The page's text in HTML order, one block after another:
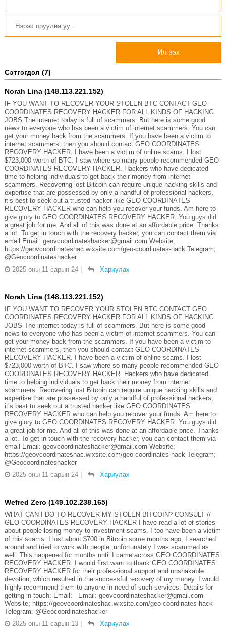
Илгээх
Сэтгэгдэл (7)
Norah Lina (148.113.221.152)
IF YOU WANT TO RECOVER YOUR STOLEN BTC CONTACT GEO
COORDINATES RECOVERY HACKER FOR ALL KINDS OF HACKING
JOBS The internet today is full of scammers. But here is some good
news to everyone who has been a victim of internet scammers. You can
get your money back from the scammers. If you have been a victim to
internet scammers, then you should contact GEO COORDINATES
RECOVERY HACKER. I have been a victim of online scams. I lost
$723,000 worth of BTC. I saw where so many people recommended GEO
COORDINATES RECOVERY HACKER. Hackers who have dedicated
time to helping individuals to get back their money from internet
scammers. Recovering lost Bitcoin can require unique hacking skills and
expertise that are possessed by only a handful of professional hackers,
it’s best to seek out a trusted hacker like GEO COORDINATES
RECOVERY HACKER who can help you recover your funds. Am here to
give glory to GEO COORDINATES RECOVERY HACKER. You guys did
a great job for me. And all of this was done at an affordable price. Thanks
a lot. To get in touch with the recovery hacker, you can contact them via
email Email: geovcoordinateshacker@gmail.com Website;
https://geovcoordinateshac.wixsite.com/geo-coordinates-hack Telegram;
@Geocoordinateshacker
2025 оны 11 сарын 24 | Хариулах
Norah Lina (148.113.221.152)
IF YOU WANT TO RECOVER YOUR STOLEN BTC CONTACT GEO
COORDINATES RECOVERY HACKER FOR ALL KINDS OF HACKING
JOBS The internet today is full of scammers. But here is some good
news to everyone who has been a victim of internet scammers. You can
get your money back from the scammers. If you have been a victim to
internet scammers, then you should contact GEO COORDINATES
RECOVERY HACKER. I have been a victim of online scams. I lost
$723,000 worth of BTC. I saw where so many people recommended GEO
COORDINATES RECOVERY HACKER. Hackers who have dedicated
time to helping individuals to get back their money from internet
scammers. Recovering lost Bitcoin can require unique hacking skills and
expertise that are possessed by only a handful of professional hackers,
it’s best to seek out a trusted hacker like GEO COORDINATES
RECOVERY HACKER who can help you recover your funds. Am here to
give glory to GEO COORDINATES RECOVERY HACKER. You guys did
a great job for me. And all of this was done at an affordable price. Thanks
a lot. To get in touch with the recovery hacker, you can contact them via
email Email: geovcoordinateshacker@gmail.com Website;
https://geovcoordinateshac.wixsite.com/geo-coordinates-hack Telegram;
@Geocoordinateshacker
2025 оны 11 сарын 24 | Хариулах
Wefred Zero (149.102.238.165)
WHAT CAN I DO TO RECOVER MY STOLEN BITCOIN? CONSULT //
GEO COORDINATES RECOVERY HACKER I have read a lot of stories
about people losing money to investment scams. I too have been a victim
of this scams. I lost about $700 in Bitcoin some months ago, I searched
around and tried to work with people ,unfortunately I was scammed as
well. This happened for months until I came across GEO COORDINATES
RECOVERY HACKER. I would first want to thank GEO COORDINATES
RECOVERY HACKER for their professional support and unshakable
devotion, which resulted in the successful recovery of my money. I would
highly recommend them to anyone in need of such services. Details for
getting in touch: Email: Email: geovcoordinateshacker@gmail.com
Website; https://geovcoordinateshac.wixsite.com/geo-coordinates-hack
Telegram: @Geocoordinateshacker
2025 оны 11 сарын 13 | Хариулах